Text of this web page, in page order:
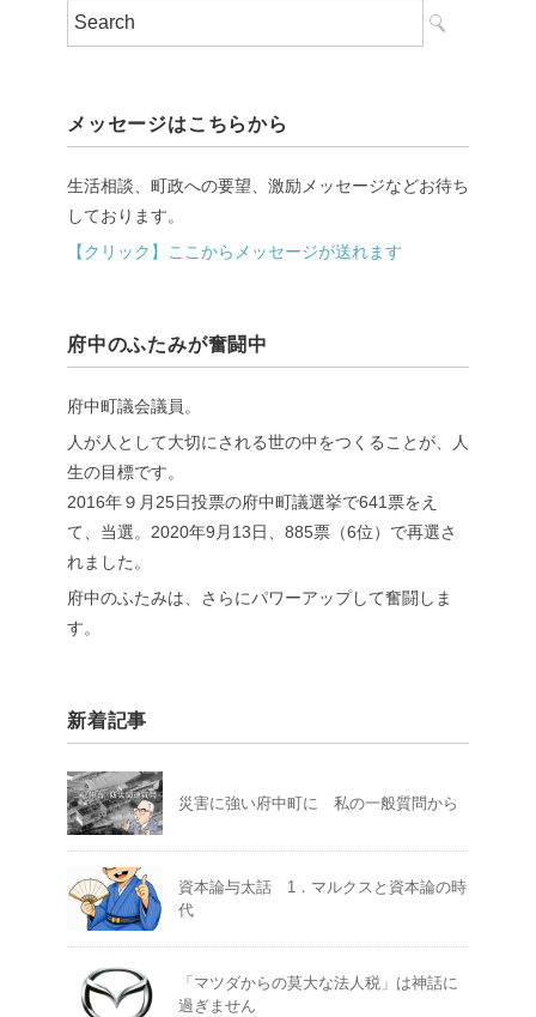
メッセージはこちらから
生活相談、町政への要望、激励メッセージなどお待ち
しております。
【クリック】ここからメッセージが送れます
府中のふたみが奮闘中
府中町議会議員。
人が人として大切にされる世の中をつくることが、人
生の目標です。
2016年９月25日投票の府中町議選挙で641票をえ
て、当選。2020年9月13日、885票（6位）で再選さ
れました。
府中のふたみは、さらにパワーアップして奮闘しま
す。
新着記事
災害に強い府中町に 私の一般質問から
資本論与太話 1．マルクスと資本論の時
代
「マツダからの莫大な法人税」は神話に
過ぎません